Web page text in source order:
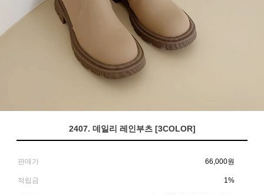
2407. 데일리 레인부츠 [3COLOR]
판매가 66,000원
적립금 1%